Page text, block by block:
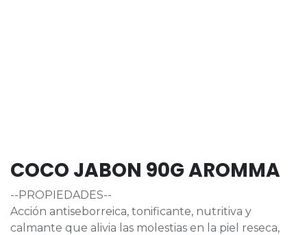
COCO JABON 90G AROMMA
--PROPIEDADES--
Acción antiseborreica, tonificante, nutritiva y
calmante que alivia las molestias en la piel reseca,